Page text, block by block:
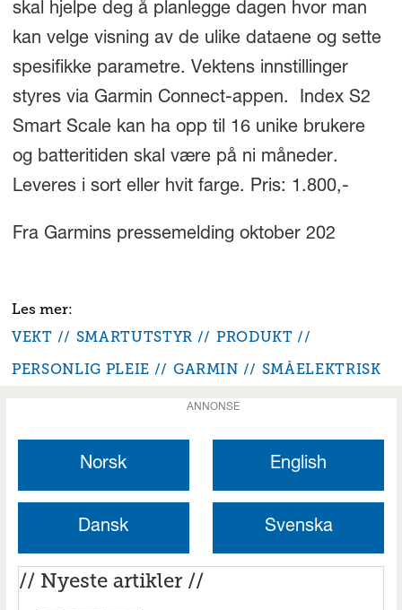
skal hjelpe deg å planlegge dagen hvor man
kan velge visning av de ulike dataene og sette
spesifikke parametre. Vektens innstillinger
styres via Garmin Connect-appen. Index S2
Smart Scale kan ha opp til 16 unike brukere
og batteritiden skal være på ni måneder.
Leveres i sort eller hvit farge. Pris: 1.800,-
Fra Garmins pressemelding oktober 202
VEKT SMARTUTSTYR
PRODUKT
PERSONLIG PLEIE
GARMIN SMÅELEKTRISK
ANNONSE
Norsk English
Dansk Svenska
// Nyeste artikler //